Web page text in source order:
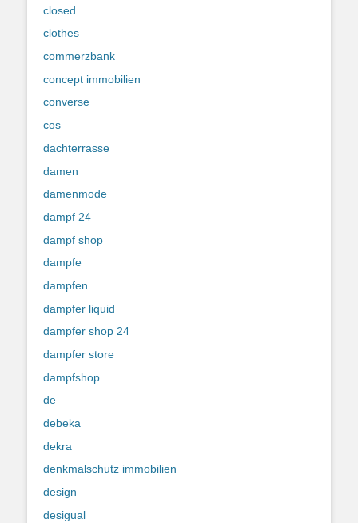
closed
clothes
commerzbank
concept immobilien
converse
cos
dachterrasse
damen
damenmode
dampf 24
dampf shop
dampfe
dampfen
dampfer liquid
dampfer shop 24
dampfer store
dampfshop
de
debeka
dekra
denkmalschutz immobilien
design
desigual